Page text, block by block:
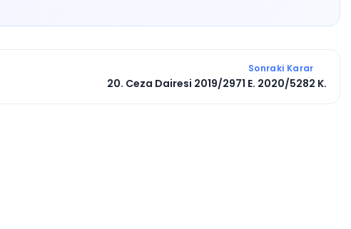
Sonraki Karar
20. Ceza Dairesi 2019/2971 E. 2020/5282 K.